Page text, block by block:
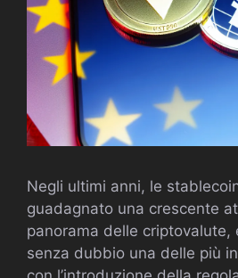
Negli ultimi anni, le
guadagnato una crescente
panorama delle criptovalute,
senza dubbio una delle più